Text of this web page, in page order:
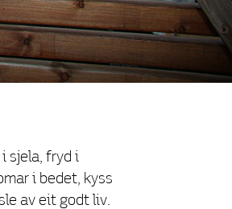
sjela, fryd i
i bedet, kyss
av eit godt liv.